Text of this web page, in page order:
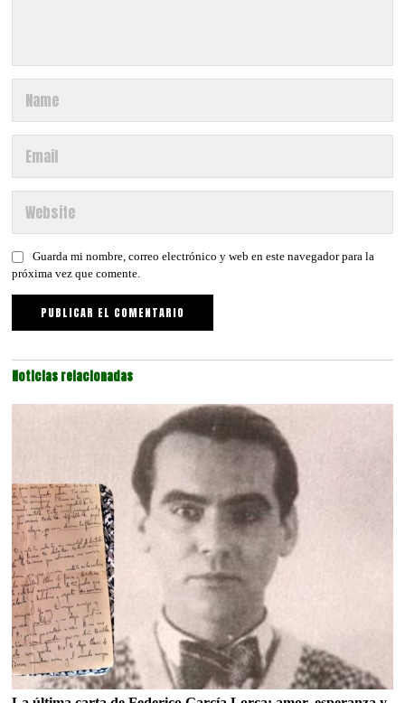
Guarda mi nombre, correo electrónico y web en este navegador para la
próxima vez que comente.
Noticias relacionadas